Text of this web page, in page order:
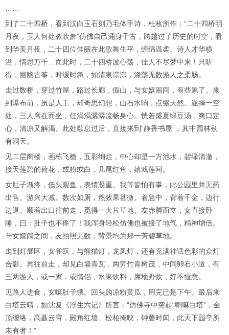
到了二十四桥，看到汉白玉石刻乃毛体手诗，杜枚所作：“二十四桥明
月夜，玉人何处教吹萧”仿佛自己涌身千古，跨越过了历史的时空，看
到华美月夜，二十四位佳丽在此歌舞生平，缠绵温柔。诗人才华横
溢，情思万千…而此时，二十四桥波心荡，佳人不尽梦中来！只听
得，幽幽古筝，时缓时急，如清泉淙淙，涤荡无数游人之柔肠。
走过数桥，穿过竹屋，路过长廊，假山，与女嬉闹间，有些累了。来
到瀑布前，虽是人工，却奇思幻想，山石水响，点缀天然。遂择一空
处，三人席在而坐，任涓涓潺潺流畅身心。恍若盛夏绿豆汤，爽口定
心，清凉又解渴。此处歇息过后，直接来到“静香书屋”，其中园林别
有洞天。
见二层阁楼，画栋飞檐，五彩绚烂，中心却是一方池水，碧绿清澈，
接天莲碧的荷花，或粉或白，几尾红鱼，嬉戏莲间。
女肚子渐疼，低头观鱼，表情凝重。我等皆怕有事，此公园里并无药
出售。游兴大减。数次如厕，然效果甚微。着急中，背着千金，边行
边退。顺着出口往前走，觅得一大片草地。友赤脚而立，女直接卧
睡，曰：肚子也不疼了！我浑身轻松仿佛也被接了地气，精神增倍。
与女嬉闹之间，友拍照无数，背景均为那一芳碧草地。
走到灯展区，女雀跃，与熊猫灯，龙凤灯，还有充满神话色彩的众灯
合影。再往前走，却见白墙青瓦，两旁竹青树茂，中间卵石小道，有
三两游人，或一家，或情侣，水果饮料，席地野炊，好不惬意。
见路人进食，女嚷肚子饿。回头购凉粉黄瓜，用完已是下午。最后来
白塔云晴，如沈复《浮生六记》所言：“仿佛寺中突起“喇嘛白塔”，金
顶缨络，高矗云霄，殿角红墙、松柏掩映，钟磬时闻，此天下园亭所
未有者！”